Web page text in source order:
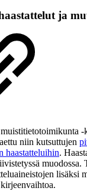
ja
-
niin kutsuttujen
haastatteluihin.
muodossa.
lisäksi